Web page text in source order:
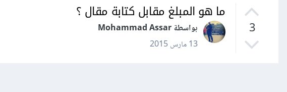
3
ما هو المبلغ مقابل كتابة مقال ؟
بواسطة Mohammad Assar
13 مارس 2015